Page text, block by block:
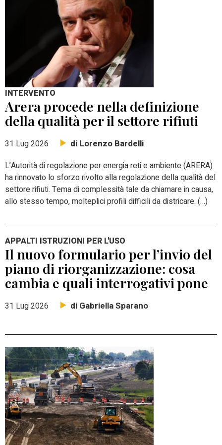
INTERVENTO
Arera procede nella definizione
della qualità per il settore rifiuti
31 Lug 2026 di Lorenzo Bardelli
L’Autorità di regolazione per energia reti e ambiente (ARERA)
ha rinnovato lo sforzo rivolto alla regolazione della qualità del
settore rifiuti. Tema di complessità tale da chiamare in causa,
allo stesso tempo, molteplici profili difficili da districare. (…)
APPALTI ISTRUZIONI PER L'USO
Il nuovo formulario per l’invio del
piano di riorganizzazione: cosa
cambia e quali interrogativi pone
31 Lug 2026 di Gabriella Sparano